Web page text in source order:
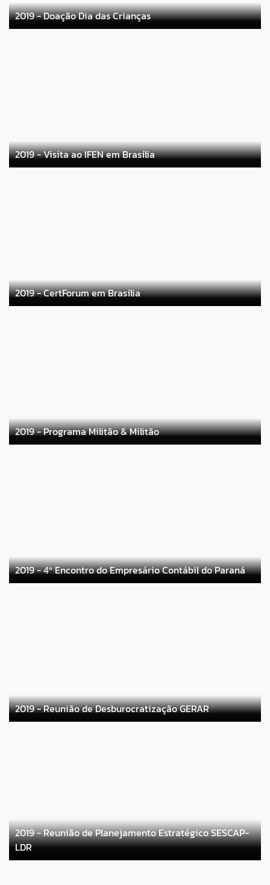
2019 - Doação Dia das Crianças
2019 - Visita ao IFEN em Brasília
2019 - CertForum em Brasília
2019 - Programa Militão & Militão
2019 - 4º Encontro do Empresário Contábil do Paraná
2019 - Reunião de Desburocratização GERAR
2019 - Reunião de Planejamento Estratégico SESCAP-
LDR